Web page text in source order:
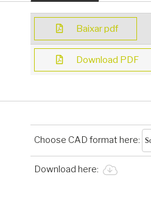
Baixar pdf
Download PDF
Choose CAD format here:
Download here: